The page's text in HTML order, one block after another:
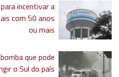
incentivar a
com 50 anos
ou mais
que pode
o Sul do país